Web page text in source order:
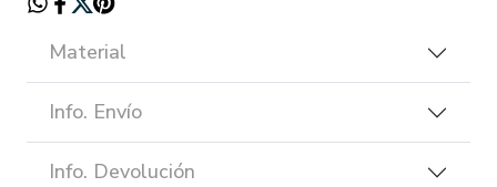
Material
Info. Envío
Info. Devolución